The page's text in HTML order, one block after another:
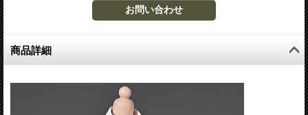
商品詳細